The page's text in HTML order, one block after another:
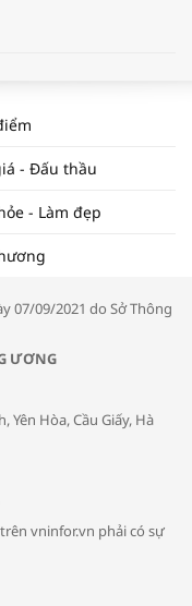
NĂM 2025 | NHỊP
#62
thương mại: Khơi
phòng tránh bệnh
thời tiết giao mùa
em
- Đấu thầu
- Làm đẹp
07/09/2021 do Sở Thông
ƯƠNG
Yên Hòa, Cầu Giấy, Hà
vninfor.vn phải có sự